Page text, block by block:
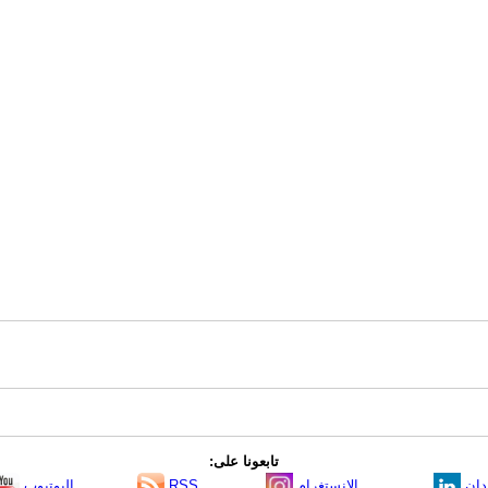
تابعونا على: